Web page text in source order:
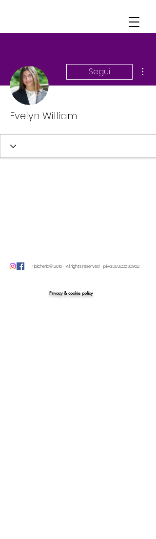
Segui
Evelyn William
Tipicheria© 2016 - All rights reserved - p.iva08302530962
Privacy & cookie policy